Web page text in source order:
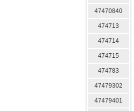
47470840
474713
474714
474715
474783
47479302
47479401